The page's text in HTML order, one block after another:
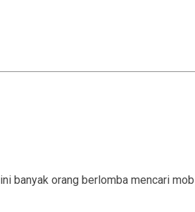
banyak orang berlomba mencari